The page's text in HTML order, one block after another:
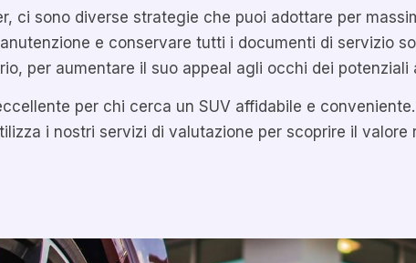
ci sono diverse strategie che puoi adottare per
e conservare tutti i documenti di servizio
per aumentare il suo appeal agli occhi dei potenziali
per chi cerca un SUV affidabile e
i nostri servizi di valutazione per scoprire il